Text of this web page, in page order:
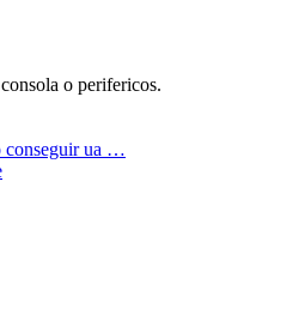
o perifericos.
conseguir ua …